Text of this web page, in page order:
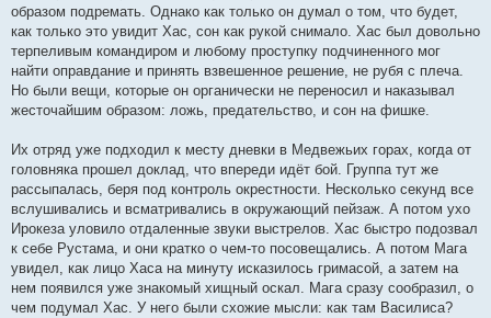
образом подремать. Однако как только он думал о том, что будет,
как только это увидит Хас, сон как рукой снимало. Хас был довольно
терпеливым командиром и любому проступку подчиненного мог
найти оправдание и принять взвешенное решение, не рубя с плеча.
Но были вещи, которые он органически не переносил и наказывал
жесточайшим образом: ложь, предательство, и сон на фишке.
Их отряд уже подходил к месту дневки в Медвежьих горах, когда от
головняка прошел доклад, что впереди идёт бой. Группа тут же
рассыпалась, беря под контроль окрестности. Несколько секунд все
вслушивались и всматривались в окружающий пейзаж. А потом ухо
Ирокеза уловило отдаленные звуки выстрелов. Хас быстро подозвал
к себе Рустама, и они кратко о чем-то посовещались. А потом Мага
увидел, как лицо Хаса на минуту исказилось гримасой, а затем на
нем появился уже знакомый хищный оскал. Мага сразу сообразил, о
чем подумал Хас. У него были схожие мысли: как там Василиса?